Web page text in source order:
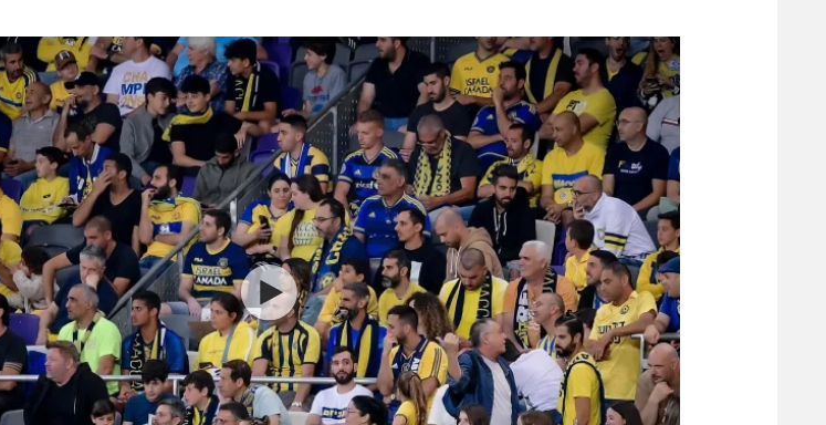
תקנון משתתפים וזוכים בפרסים
תקנון עבור פעילות אלקטרה
תקנון עבור פעילות ספורט 1 – "מרלן"
טניס
גיימינג E-Sports
תנאי שימוש
מדיניות פרטיות
תקנון פעילות ספורט 1
רשיון להקרנה פומבית לבית עסק
הצטרפות לחבילת הערוצים
הפועל תל אביב
הפועל חיפה
הפועל באר שבע
מכבי נתניה
בני יהודה
ליגה סינית
ליגה ברזילאית
ליגות נוספות